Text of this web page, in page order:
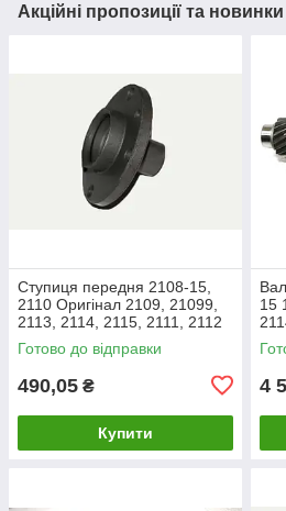
Акційні пропозиції та новинки
Ступиця передня 2108-15,
2110 Оригінал 2109, 21099,
2113, 2114, 2115, 2111, 2112
(21080-310301200)
Готово до відправки
490,05 ₴
Купити
15
4